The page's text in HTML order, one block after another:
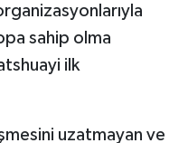
sahip olma
ilk
uzatmayan ve